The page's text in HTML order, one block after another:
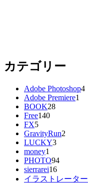
カテゴリー
Adobe Photoshop4
Adobe Premiere1
BOOK28
Free140
FX5
GravityRun2
LUCKY3
money1
PHOTO94
sierrarei16
イラストレーター